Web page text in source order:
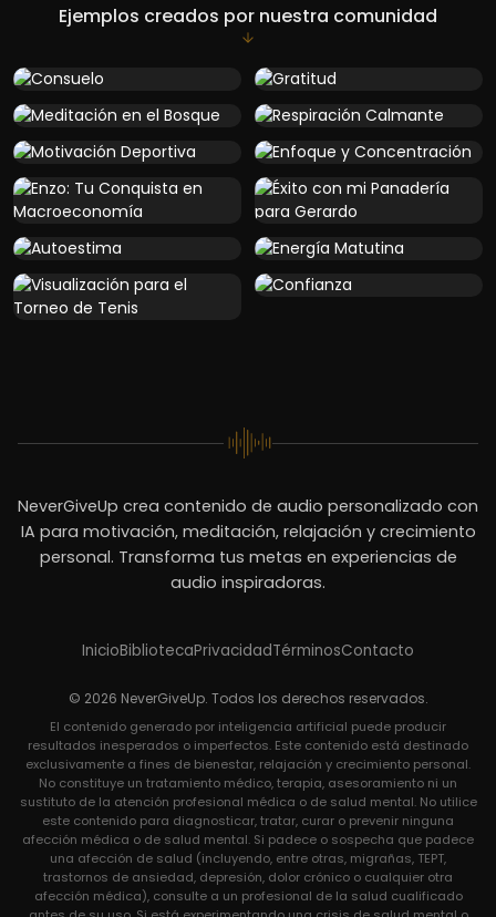
Ejemplos creados por nuestra comunidad
NeverGiveUp crea contenido de audio personalizado con
IA para motivación, meditación, relajación y crecimiento
personal. Transforma tus metas en experiencias de
audio inspiradoras.
InicioBibliotecaPrivacidadTérminosContacto
© 2026 NeverGiveUp. Todos los derechos reservados.
El contenido generado por inteligencia artificial puede producir
resultados inesperados o imperfectos. Este contenido está destinado
exclusivamente a fines de bienestar, relajación y crecimiento personal.
No constituye un tratamiento médico, terapia, asesoramiento ni un
sustituto de la atención profesional médica o de salud mental. No utilice
este contenido para diagnosticar, tratar, curar o prevenir ninguna
afección médica o de salud mental. Si padece o sospecha que padece
una afección de salud (incluyendo, entre otras, migrañas, TEPT,
trastornos de ansiedad, depresión, dolor crónico o cualquier otra
afección médica), consulte a un profesional de la salud cualificado